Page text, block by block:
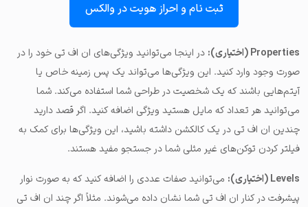
ثبت نام و احراز هویت در والکس
Properties (اختیاری):
در اینجا می‌توانید ویژگی‌های ان اف تی خود را در
صورت وجود وارد کنید. این ویژگی‌ها می‌تواند یک پس زمینه خاص یا
آیتم‌هایی باشند که یک شخصیت در طراحی شما استفاده می‌کند. شما
می‌توانید هر تعداد که مایل هستید ویژگی اضافه کنید. اگر قصد دارید
چندین ان اف تی در یک کالکشن داشته باشید، این ویژگی‌ها برای کمک به
فیلتر کردن توکن‌های غیر مثلی شما در جستجو مفید هستند.
Levels (اختیاری):
می‌توانید صفات عددی را اضافه کنید که به صورت نوار
پیشرفت در کنار ان اف تی شما نشان داده می‌شوند. مثلاً اگر چند ان اف تی